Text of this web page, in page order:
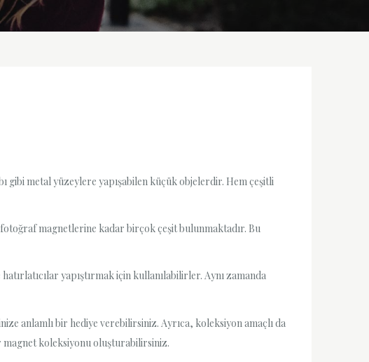
gibi metal yüzeylere yapışabilen küçük objelerdir. Hem çeşitli
magnetlerine kadar birçok çeşit bulunmaktadır. Bu
yapıştırmak için kullanılabilirler. Aynı zamanda
anlamlı bir hediye verebilirsiniz. Ayrıca, koleksiyon amaçlı da
koleksiyonu oluşturabilirsiniz.